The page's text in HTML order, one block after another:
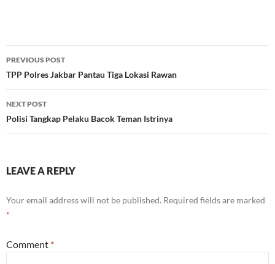
Post
navigation
PREVIOUS POST
TPP Polres Jakbar Pantau Tiga Lokasi Rawan
NEXT POST
Polisi Tangkap Pelaku Bacok Teman Istrinya
LEAVE A REPLY
Your email address will not be published. Required fields are marked
*
Comment *